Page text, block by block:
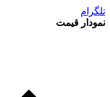
تلگرام
نمودار قیمت